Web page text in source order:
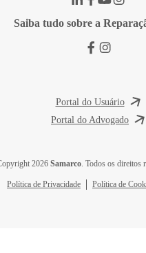
Saiba tudo sobre a
Portal do Usuário
Portal do Advogado
2026 Samarco. Todos os direitos
Política de Privacidade Política de